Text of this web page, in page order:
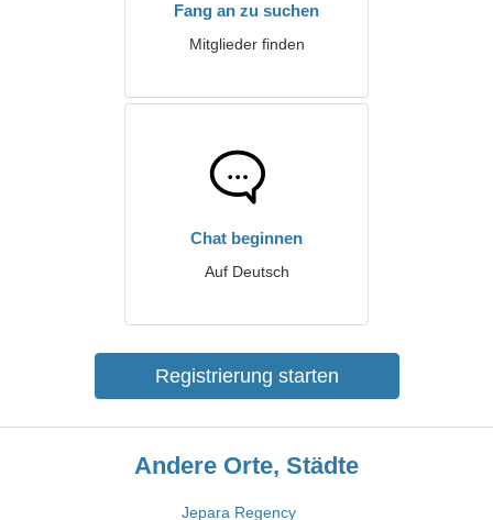
Fang an zu suchen
Mitglieder finden
Chat beginnen
Auf Deutsch
Registrierung starten
Andere Orte, Städte
Jepara Regency